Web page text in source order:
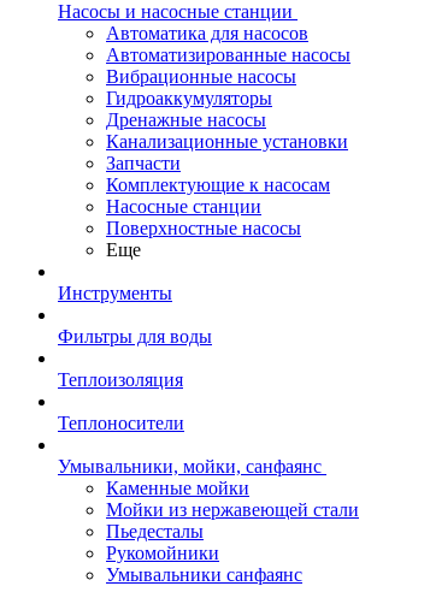
Насосы и насосные станции
Автоматика для насосов
Автоматизированные насосы
Вибрационные насосы
Гидроаккумуляторы
Дренажные насосы
Канализационные установки
Запчасти
Комплектующие к насосам
Насосные станции
Поверхностные насосы
Еще
Инструменты
Фильтры для воды
Теплоизоляция
Теплоносители
Умывальники, мойки, санфаянс
Каменные мойки
Мойки из нержавеющей стали
Пьедесталы
Рукомойники
Умывальники санфаянс